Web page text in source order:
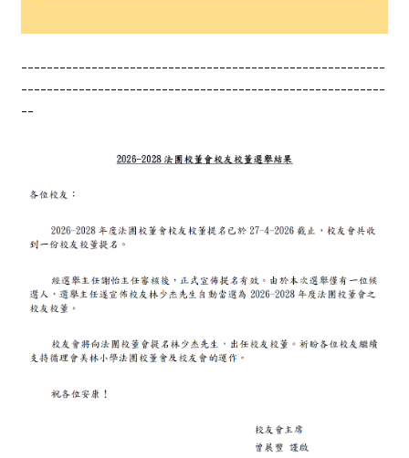
---------------------------------------------------------
---------------------------------------------------------
--